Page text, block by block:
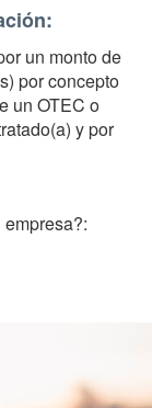
un monto de
por concepto
un OTEC o
y por